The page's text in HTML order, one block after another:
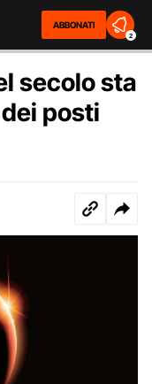
ABBONATI
2
secolo sta
posti